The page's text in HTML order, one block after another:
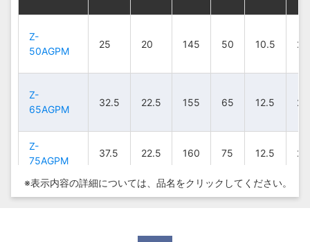
Z-
50AGPM
25 20 145 50 10.5
Z-
65AGPM
32.5 22.5 155 65 12.5
Z-
75AGPM
37.5 22.5 160 75 12.5
Z-
50AGPM
25 20 145 50 10.5
Z-
65AGPM
32.5 22.5 155 65 12.5
Z-
75AGPM
37.5 22.5 160 75 12.5
Z-
50AGPM
25 20 145 50 10.5
Z-
65AGPM
32.5 22.5 155 65 12.5
Z-
75AGPM
37.5 22.5 160 75 12.5
Z-
50AGPM
25 20 145 50 10.5
Z-
65AGPM
32.5 22.5 155 65 12.5
Z-
75AGPM
37.5 22.5 160 75 12.5
※表示内容の詳細については、 品名をクリックしてください。